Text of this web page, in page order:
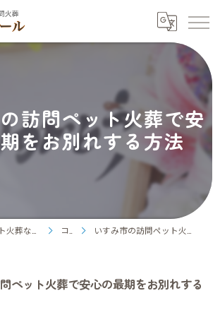
訪問ペット火葬で安
をお別れする方法
コラム いすみ市の訪問ペット火葬で安心の最期をお別れする方法
ペット火葬で安心の最期をお別れする